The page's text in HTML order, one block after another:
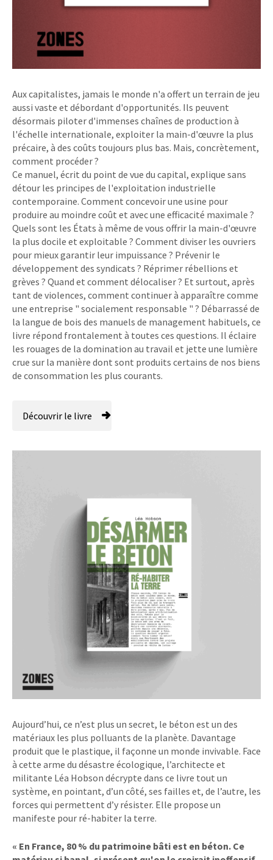
Aux capitalistes, jamais le monde n'a offert un terrain de jeu
aussi vaste et débordant d'opportunités. Ils peuvent
désormais piloter d'immenses chaînes de production à
l'échelle internationale, exploiter la main-d'œuvre la plus
précaire, à des coûts toujours plus bas. Mais, concrètement,
comment procéder ?
Ce manuel, écrit du point de vue du capital, explique sans
détour les principes de l'exploitation industrielle
contemporaine. Comment concevoir une usine pour
produire au moindre coût et avec une efficacité maximale ?
Quels sont les États à même de vous offrir la main-d'œuvre
la plus docile et exploitable ? Comment diviser les ouvriers
pour mieux garantir leur impuissance ? Prévenir le
développement des syndicats ? Réprimer rébellions et
grèves ? Quand et comment délocaliser ? Et surtout, après
tant de violences, comment continuer à apparaître comme
une entreprise " socialement responsable " ? Débarrassé de
la langue de bois des manuels de management habituels, ce
livre répond frontalement à toutes ces questions. Il éclaire
les rouages de la domination au travail et jette une lumière
crue sur la manière dont sont produits certains de nos biens
de consommation les plus courants.
Découvrir le livre
Aujourd’hui, ce n’est plus un secret, le béton est un des
matériaux les plus polluants de la planète. Davantage
produit que le plastique, il façonne un monde invivable. Face
à cette arme du désastre écologique, l’architecte et
militante Léa Hobson décrypte dans ce livre tout un
système, en pointant, d’un côté, ses failles et, de l’autre, les
forces qui permettent d’y résister. Elle propose un
manifeste pour ré-habiter la terre.
« En France, 80 % du patrimoine bâti est en béton. Ce